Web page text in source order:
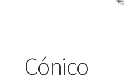
Orquídeas y
Cónico